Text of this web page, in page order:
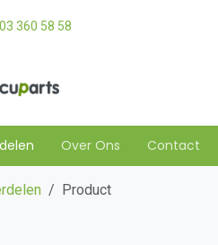
03 360 58 58
Over Ons Contact
Product